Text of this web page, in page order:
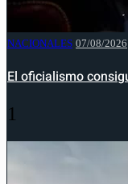
NACIONALES 07/08/2026
El oficialismo
1